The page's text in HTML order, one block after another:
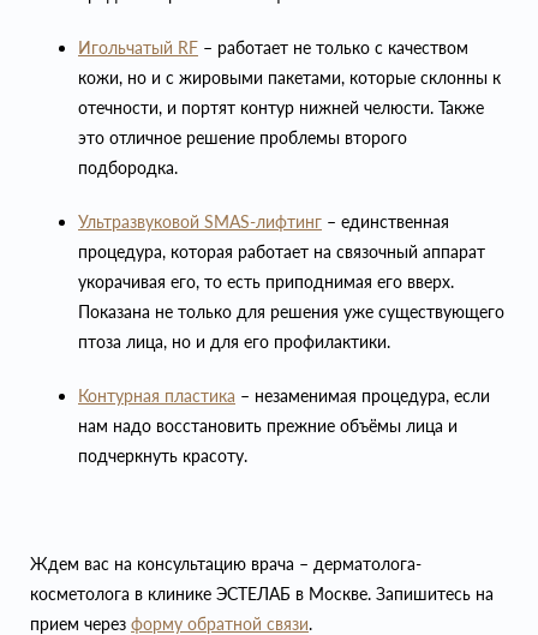
Игольчатый RF – работает не только с качеством
кожи, но и с жировыми пакетами, которые склонны к
отечности, и портят контур нижней челюсти. Также
это отличное решение проблемы второго
подбородка.
Ультразвуковой SMAS-лифтинг – единственная
процедура, которая работает на связочный аппарат
укорачивая его, то есть приподнимая его вверх.
Показана не только для решения уже существующего
птоза лица, но и для его профилактики.
Контурная пластика – незаменимая процедура, если
нам надо восстановить прежние объёмы лица и
подчеркнуть красоту.
Ждем вас на консультацию врача – дерматолога-
косметолога в клинике ЭСТЕЛАБ в Москве. Запишитесь на
прием через форму обратной связи.